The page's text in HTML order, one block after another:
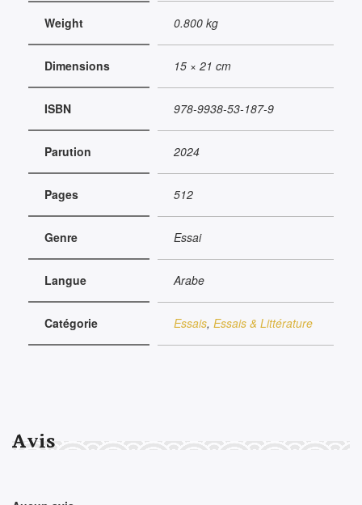
Weight 0.800 kg
Dimensions 15 × 21 cm
ISBN 978-9938-53-187-9
Parution 2024
Pages 512
Genre Essai
Langue Arabe
Catégorie Essais, Essais & Littérature
Avis